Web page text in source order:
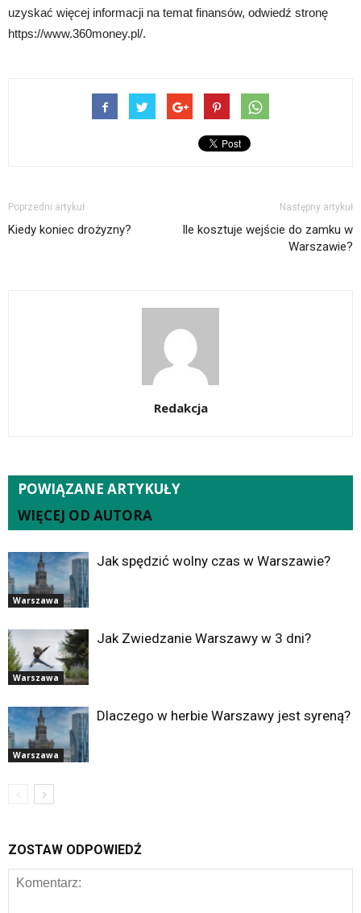
uzyskać więcej informacji na temat finansów, odwiedź stronę
https://www.360money.pl/.
Poprzedni artykuł
Kiedy koniec drożyzny?
Następny artykuł
Ile kosztuje wejście do zamku w
Warszawie?
Redakcja
POWIĄZANE ARTYKUŁY
WIĘCEJ OD AUTORA
Warszawa
Jak spędzić wolny czas w Warszawie?
Warszawa
Jak Zwiedzanie Warszawy w 3 dni?
Warszawa
Dlaczego w herbie Warszawy jest syreną?
ZOSTAW ODPOWIEDŹ